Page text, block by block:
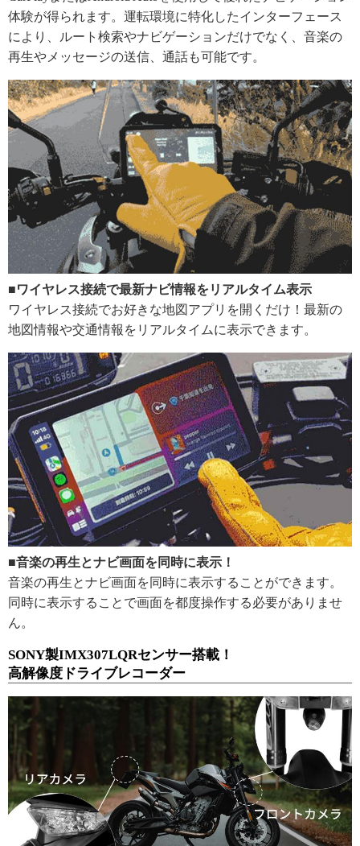
体験が得られます。運転環境に特化したインターフェース
により、ルート検索やナビゲーションだけでなく、音楽の
再生やメッセージの送信、通話も可能です。
■ワイヤレス接続で最新ナビ情報をリアルタイム表示
ワイヤレス接続でお好きな地図アプリを開くだけ！最新の
地図情報や交通情報をリアルタイムに表示できます。
■音楽の再生とナビ画面を同時に表示！
音楽の再生とナビ画面を同時に表示することができます。
同時に表示することで画面を都度操作する必要がありませ
ん。
SONY製IMX307LQRセンサー搭載！
高解像度ドライブレコーダー